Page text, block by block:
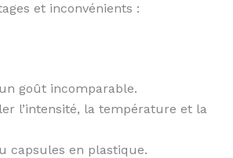
et inconvénients :
goût incomparable.
l’intensité, la température et la
capsules en plastique.